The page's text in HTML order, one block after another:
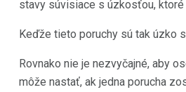
stavy súvisiace s úzkosťou,
Keďže tieto poruchy sú tak úzko
Rovnako nie je nezvyčajné, aby
môže nastať, ak jedna porucha